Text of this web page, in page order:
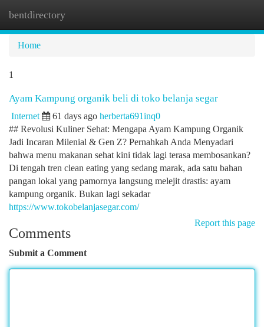
bentdirectory
Home
1
Ayam Kampung organik beli di toko belanja segar
Internet 61 days ago herberta691inq0
## Revolusi Kuliner Sehat: Mengapa Ayam Kampung Organik
Jadi Incaran Milenial & Gen Z? Pernahkah Anda Menyadari
bahwa menu makanan sehat kini tidak lagi terasa membosankan?
Di tengah tren clean eating yang sedang marak, ada satu bahan
pangan lokal yang pamornya langsung melejit drastis: ayam
kampung organik. Bukan lagi sekadar
https://www.tokobelanjasegar.com/
Report this page
Comments
Submit a Comment